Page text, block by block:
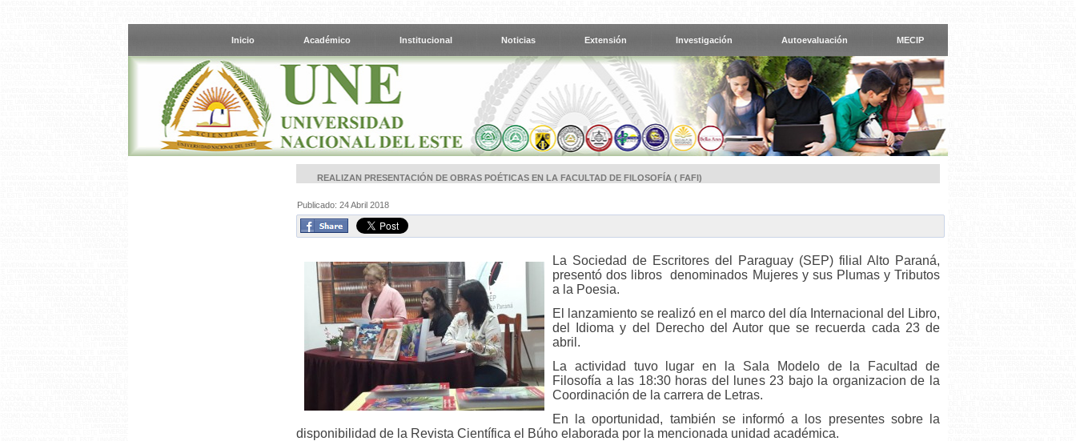
Inicio Académico Institucional Noticias Extensión Investigación Autoevaluación MECIP
REALIZAN PRESENTACIÓN DE OBRAS POÉTICAS EN LA FACULTAD DE FILOSOFÍA ( FAFI)
Publicado: 24 Abril 2018
La Sociedad de Escritores del Paraguay (SEP) filial Alto Paraná,
presentó dos libros denominados Mujeres y sus Plumas y Tributos
a la Poesia.
El lanzamiento se realizó en el marco del día Internacional del Libro,
del Idioma y del Derecho del Autor que se recuerda cada 23 de
abril.
La actividad tuvo lugar en la Sala Modelo de la Facultad de
Filosofía a las 18:30 horas del lunes 23 bajo la organizacion de la
Coordinación de la carrera de Letras.
En la oportunidad, también se informó a los presentes sobre la
disponibilidad de la Revista Científica el Búho elaborada por la mencionada unidad académica.